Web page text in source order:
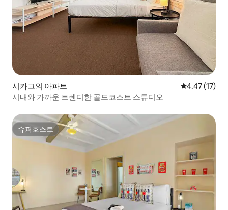
시카고의 아파트 평점 4.47점
4.47 (17)
시내와 가까운 트렌디한 골드코스트 스튜디오
슈퍼호스트
슈퍼호스트